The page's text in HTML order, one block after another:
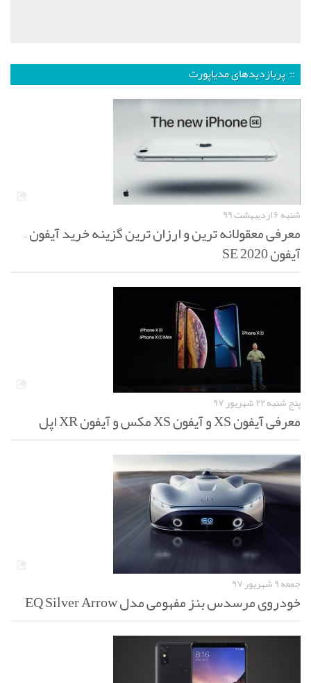
:: پربازدیدهای مدیاپورت
شنبه ۶ اردیبهشت ۹۹
معرفی معقولانه ترین و ارزان ترین گزینه خرید آیفون –
آیفون SE 2020
پنج شنبه ۲۲ شهریور ۹۷
معرفی آیفون XS و آیفون XS مکس و آیفون XR اپل
جمعه ۹ شهریور ۹۷
خودروی مرسدس بنز مفهومی مدل EQ Silver Arrow